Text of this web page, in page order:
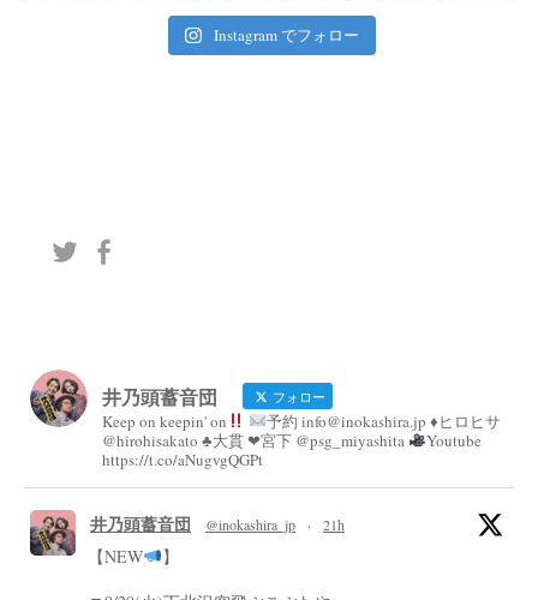
Instagram でフォロー
井乃頭蓄音団 フォロー
Keep on keepin' on
予約 info@inokashira.jp ♦︎ヒロヒサ
@hirohisakato ♣︎大貫 ❤︎宮下 @psg_miyashita
Youtube
https://t.co/aNugvgQGPt
井乃頭蓄音団 @inokashira_jp · 21h
【NEW
】